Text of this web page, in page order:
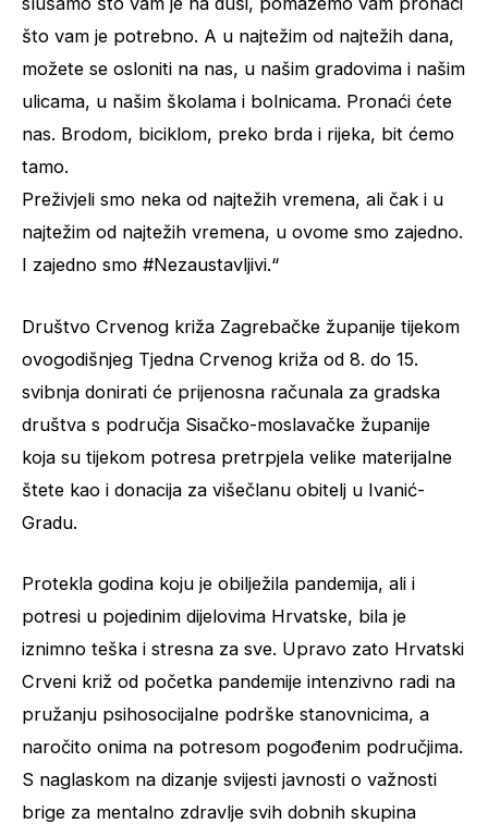
što vam je potrebno. A u najtežim od najtežih dana,
možete se osloniti na nas, u našim gradovima i našim
ulicama, u našim školama i bolnicama. Pronaći ćete
nas. Brodom, biciklom, preko brda i rijeka, bit ćemo
tamo.
Preživjeli smo neka od najtežih vremena, ali čak i u
najtežim od najtežih vremena, u ovome smo zajedno.
I zajedno smo #Nezaustavljivi.“
Društvo Crvenog križa Zagrebačke županije tijekom
ovogodišnjeg Tjedna Crvenog križa od 8. do 15.
svibnja donirati će prijenosna računala za gradska
društva s područja Sisačko-moslavačke županije
koja su tijekom potresa pretrpjela velike materijalne
štete kao i donacija za višečlanu obitelj u Ivanić-
Gradu.
Protekla godina koju je obilježila pandemija, ali i
potresi u pojedinim dijelovima Hrvatske, bila je
iznimno teška i stresna za sve. Upravo zato Hrvatski
Crveni križ od početka pandemije intenzivno radi na
pružanju psihosocijalne podrške stanovnicima, a
naročito onima na potresom pogođenim područjima.
S naglaskom na dizanje svijesti javnosti o važnosti
brige za mentalno zdravlje svih dobnih skupina